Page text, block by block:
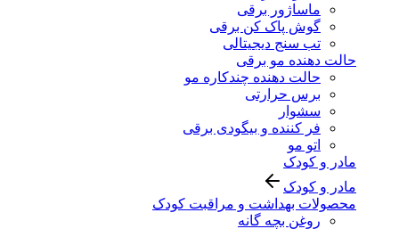
ماساژور برقی
گوش پاک کن برقی
تب سنج دیجیتالی
حالت دهنده مو برقی
حالت دهنده چندکاره مو
برس حرارتی
سشوار
فر کننده و بیگودی برقی
اتو مو
مادر و کودک
مادر و کودک
محصولات بهداشت و مراقبت کودک
روغن بچه گانه